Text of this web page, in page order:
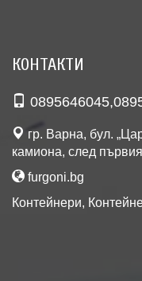
КОНТАКТИ
0895646045,
гр. Варна, бул.
камиона, след
furgoni.bg
Контейнери,